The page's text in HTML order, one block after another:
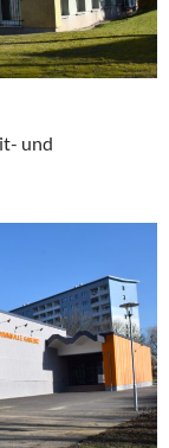
und